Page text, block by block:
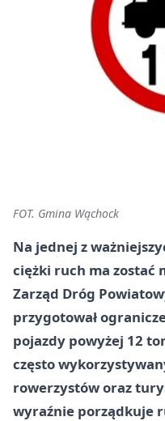
FOT. Gmina Wąchock
Na jednej z
ciężki ruch ma zostać
Zarząd Dróg
przygotował
pojazdy powyżej 12
często
rowerzystów oraz
wyraźnie porządkuje